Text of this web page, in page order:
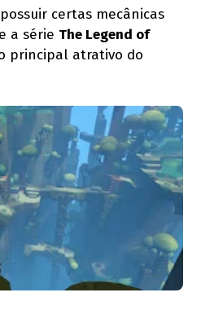
certas mecânicas
a série The Legend of
principal atrativo do